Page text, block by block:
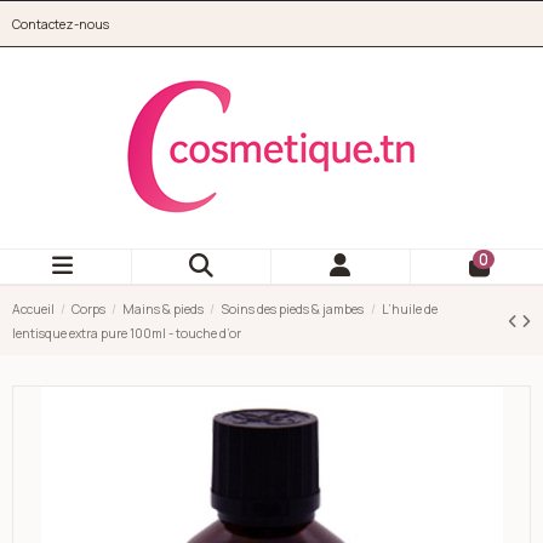
Contactez-nous
0
Accueil Corps Mains & pieds Soins des pieds & jambes
L’huile de
lentisque extra pure 100ml - touche d’or